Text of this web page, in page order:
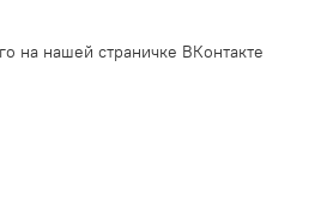
на нашей страничке ВКонтакте